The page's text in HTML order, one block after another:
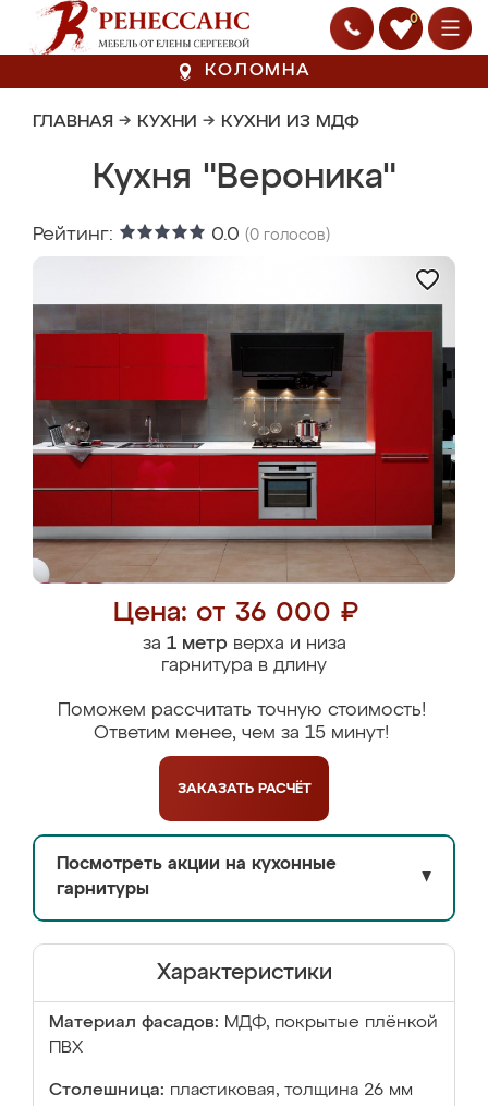
0
КОЛОМНА
ГЛАВНАЯ → КУХНИ → КУХНИ ИЗ МДФ
Кухня "Вероника"
Рейтинг: 0.0 (0 голосов)
Цена: от 36 000 ₽
за 1 метрверха и низа
гарнитура в длину
Поможем рассчитать точную стоимость!
Ответим менее, чем за 15 минут!
ЗАКАЗАТЬ РАСЧЁТ
Посмотреть акции на кухонные
гарнитуры
▼
Характеристики
Материал фасадов: МДФ, покрытые плёнкой
ПВХ
Столешница: пластиковая, толщина 26 мм